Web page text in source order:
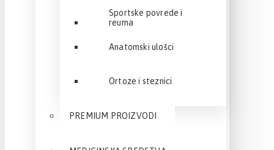
Sportske povrede i
reuma
Anatomski ulošci
Ortoze i steznici
PREMIUM PROIZVODI